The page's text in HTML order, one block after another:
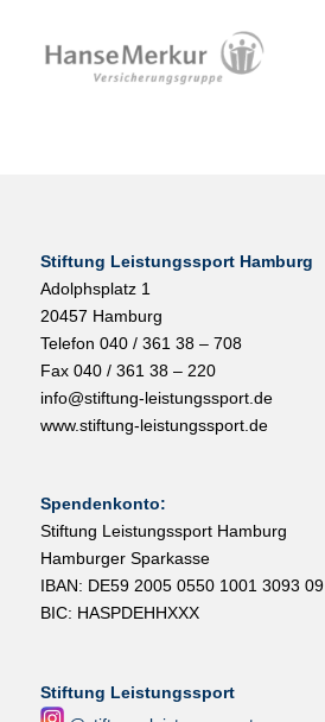
Stiftung Leistungssport Hamburg
Adolphsplatz 1
20457 Hamburg
Telefon 040 / 361 38 – 708
Fax 040 / 361 38 – 220
info@stiftung-leistungssport.de
www.stiftung-leistungssport.de
Spendenkonto:
Stiftung Leistungssport Hamburg
Hamburger Sparkasse
IBAN: DE59 2005 0550 1001 3093 09
BIC: HASPDEHHXXX
Stiftung Leistungssport